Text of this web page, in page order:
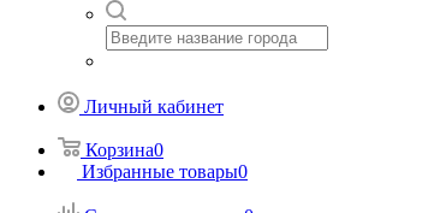
Личный кабинет
Корзина0
Избранные товары0